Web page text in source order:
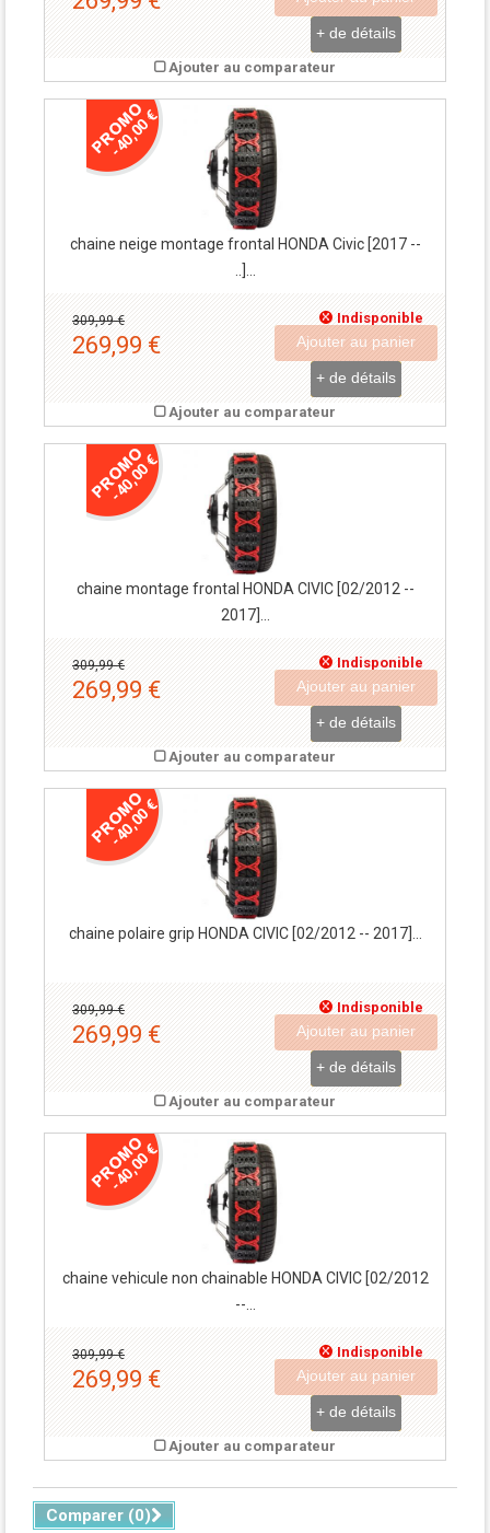
+ de détails
Ajouter au comparateur
-40,00 €
chaine neige montage frontal HONDA Civic [2017 --
Indisponible
309,99 €
269,99 € Ajouter au panier
+ de détails
Ajouter au comparateur
-40,00 €
chaine montage frontal HONDA CIVIC [02/2012 --
2017]...
Indisponible
309,99 €
269,99 € Ajouter au panier
+ de détails
Ajouter au comparateur
-40,00 €
chaine polaire grip HONDA CIVIC [02/2012 -- 2017]...
Indisponible
309,99 €
269,99 € Ajouter au panier
+ de détails
Ajouter au comparateur
-40,00 €
chaine vehicule non chainable HONDA CIVIC [02/2012
--...
Indisponible
309,99 €
269,99 € Ajouter au panier
+ de détails
Ajouter au comparateur
Comparer (0)